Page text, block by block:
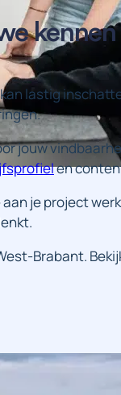
lastig
jouw
en
je project
Brabant.